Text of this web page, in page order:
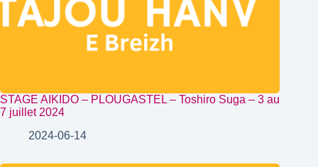
STAGE AIKIDO – PLOUGASTEL – Toshiro Suga – 3 au
7 juillet 2024
2024-06-14